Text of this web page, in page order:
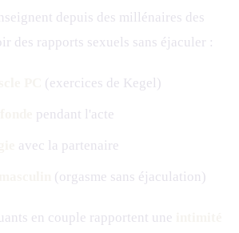
depuis des millénaires des
des rapports sexuels sans éjaculer :
(exercices de Kegel)
pendant l'acte
avec la partenaire
(orgasme sans éjaculation)
en couple rapportent une